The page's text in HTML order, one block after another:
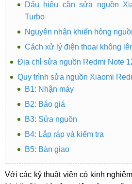
Dấu hiệu cần sửa nguồn
Turbo
Nguyên nhân khiến hỏng
Cách xử lý điện thoại không
Địa chỉ sửa nguồn Redmi Note
Quy trình sửa nguồn Xiaomi
B1: Nhận máy
B2: Báo giá
B3: Sửa nguồn
B4: Lắp ráp và kiểm tra
B5: Bàn giao
Với các kỹ thuật viên có kinh